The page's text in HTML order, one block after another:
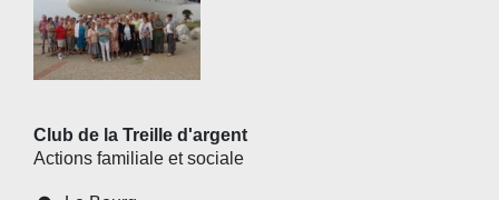
Club de la Treille d'argent
Actions familiale et sociale